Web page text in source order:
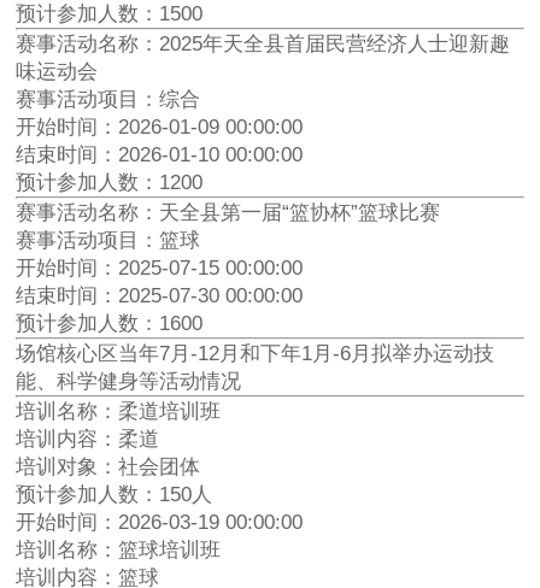
预计参加人数：1500
赛事活动名称：2025年天全县首届民营经济人士迎新趣
味运动会
赛事活动项目：综合
开始时间：2026-01-09 00:00:00
结束时间：2026-01-10 00:00:00
预计参加人数：1200
赛事活动名称：天全县第一届“篮协杯”篮球比赛
赛事活动项目：篮球
开始时间：2025-07-15 00:00:00
结束时间：2025-07-30 00:00:00
预计参加人数：1600
场馆核心区当年7月-12月和下年1月-6月拟举办运动技
能、科学健身等活动情况
培训名称：柔道培训班
培训内容：柔道
培训对象：社会团体
预计参加人数：150人
开始时间：2026-03-19 00:00:00
培训名称：篮球培训班
培训内容：篮球